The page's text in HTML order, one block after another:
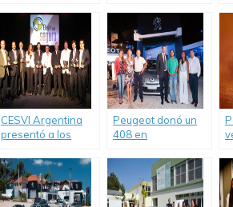
venta de bicicletas
Sustentable
CESVI Argentina
presentó a los
de 2012.
Peugeot donó un
408 en